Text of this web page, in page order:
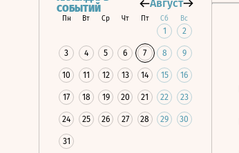
СОБЫТИЙ
Август
Пн Вт Ср Чт Пт Сб Вс
1 2
3 4 5 6 7 8 9
10 11 12 13 14 15 16
17 18 19 20 21 22 23
24 25 26 27 28 29 30
31